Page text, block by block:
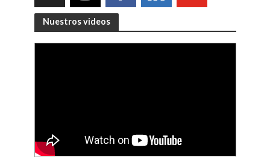
Nuestros videos